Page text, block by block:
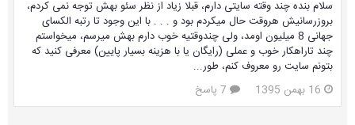
سلام بنده چند وقته سایتی دارم، قبلا زیاد از نظر سئو بهش توجه نمی کردم،
بروزرسانیش هروقت حال میکردم بود و . . . با این وجود تا رتبه الکسای
جهانی 8 میلیون اومد، ولی چندوقتیه خوب دارم بهش میرسم، میخواستم
چند تاراهکار خوب و عملی (رایگان یا با هزینه بسیار پایین) معرفی کنید که
بتونم سایت رو معروف کنم، طور...
16 بهمن 1395